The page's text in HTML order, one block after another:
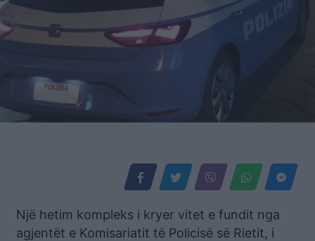
Një hetim kompleks i kryer vitet e fundit nga
agjentët e Komisariatit të Policisë së Rietit, i